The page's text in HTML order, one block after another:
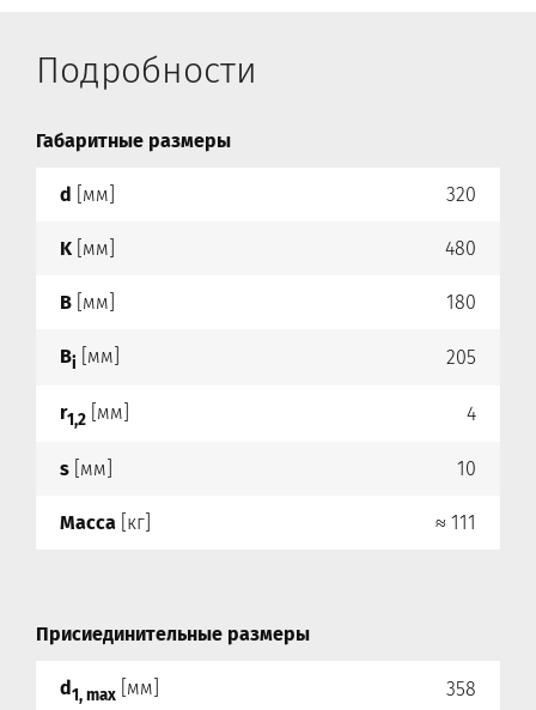
Подробности
Габаритные размеры
d [мм] 320
K [мм] 480
B [мм] 180
Bi [мм] 205
r1,2 [мм] 4
s [мм] 10
Масса [кг] ≈ 111
Присиединительные размеры
d1, max [мм] 358